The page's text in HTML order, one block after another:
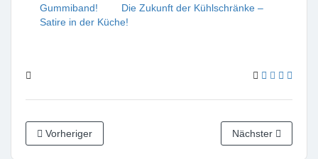
Gummiband!
Die Zukunft der Kühlschränke –
Satire in der Küche!
Vorheriger Nächster